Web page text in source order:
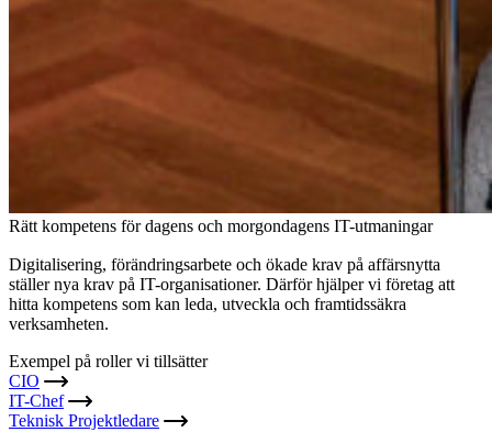
Rätt kompetens för dagens och morgondagens IT-utmaningar
Digitalisering, förändringsarbete och ökade krav på affärsnytta
ställer nya krav på IT-organisationer. Därför hjälper vi företag att
hitta kompetens som kan leda, utveckla och framtidssäkra
verksamheten.
Exempel på roller vi tillsätter
CIO
IT-Chef
Teknisk Projektledare